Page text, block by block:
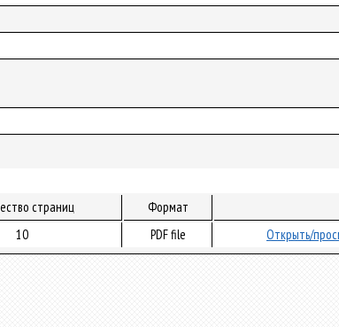
страниц
Формат
10 PDF file Открыть/